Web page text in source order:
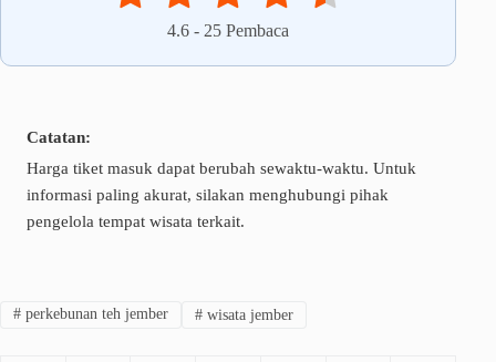
4.6 - 25 Pembaca
Catatan:
Harga tiket masuk dapat berubah sewaktu-waktu. Untuk
informasi paling akurat, silakan menghubungi pihak
pengelola tempat wisata terkait.
#perkebunan teh jember #wisata jember